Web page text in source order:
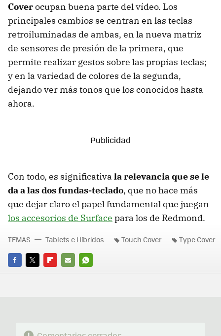
Coverocupan buena parte del vídeo. Los
principales cambios se centran en las teclas
retroiluminadas de ambas, en la nueva matriz
de sensores de presión de la primera, que
permite realizar gestos sobre las propias teclas;
y en la variedad de colores de la segunda,
dejando ver más tonos que los conocidos hasta
ahora.
Con todo, es significativa la relevancia que se le
da a las dos fundas-teclado, que no hace más
que dejar claro el papel fundamental que juegan
los accesorios de Surface para los de Redmond.
FACEBOOK
TWITTERFLIPBOARD
E-
WHATSAPP
TEMAS Tablets e Híbridos Touch Cover Type Cover